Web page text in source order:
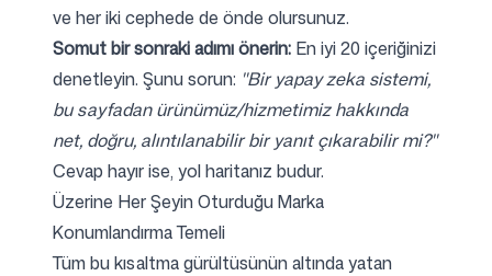
ve her iki cephede de önde olursunuz.
Somut bir sonraki adımı önerin: En iyi 20 içeriğinizi
denetleyin. Şunu sorun: "Bir yapay zeka sistemi,
bu sayfadan ürünümüz/hizmetimiz hakkında
net, doğru, alıntılanabilir bir yanıt çıkarabilir mi?"
Cevap hayır ise, yol haritanız budur.
Üzerine Her Şeyin Oturduğu Marka
Konumlandırma Temeli
Tüm bu kısaltma gürültüsünün altında yatan